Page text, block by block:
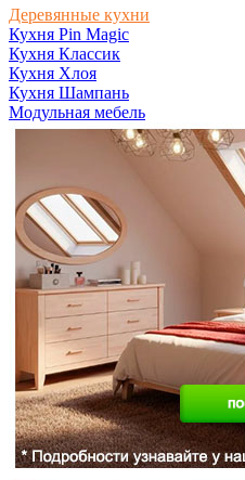
Деревянные кухни
Кухня Pin Magic
Кухня Классик
Кухня Хлоя
Кухня Шампань
Модульная мебель